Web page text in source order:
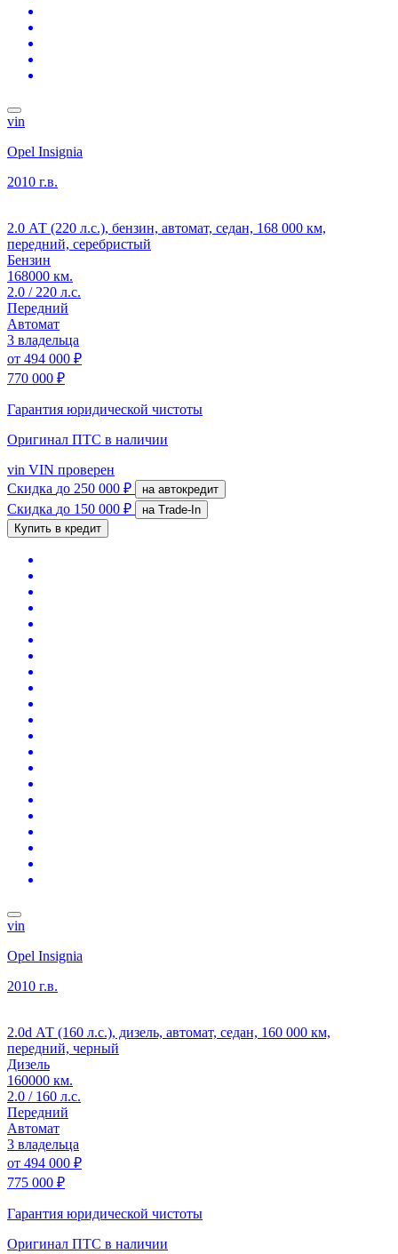
vin
Opel Insignia
2010 г.в.
2.0 АТ (220 л.с.), бензин, автомат, седан, 168 000 км,
передний, серебристый
Бензин
168000 км.
2.0 / 220 л.с.
Передний
Автомат
3 владельца
от 494 000 ₽
770 000 ₽
Гарантия юридической чистоты
Оригинал ПТС в наличии
vin VIN проверен
Скидка до 250 000 ₽ на автокредит
Скидка до 150 000 ₽
на Trade-In
Купить в кредит
vin
Opel Insignia
2010 г.в.
2.0d АТ (160 л.с.), дизель, автомат, седан, 160 000 км,
передний, черный
Дизель
160000 км.
2.0 / 160 л.с.
Передний
Автомат
3 владельца
от 494 000 ₽
775 000 ₽
Гарантия юридической чистоты
Оригинал ПТС в наличии